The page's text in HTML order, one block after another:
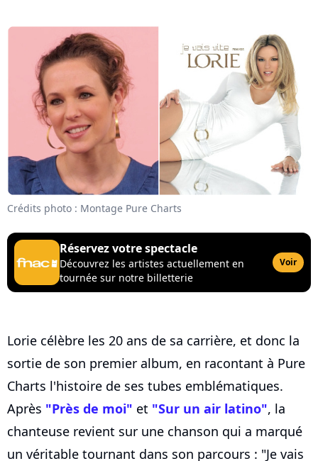
Crédits photo : Montage Pure Charts
Réservez votre spectacle
Découvrez les artistes actuellement en
tournée sur notre billetterie
Voir
Lorie célèbre les 20 ans de sa carrière, et donc la
sortie de son premier album, en racontant à Pure
Charts l'histoire de ses tubes emblématiques.
Après "Près de moi" et "Sur un air latino", la
chanteuse revient sur une chanson qui a marqué
un véritable tournant dans son parcours : "Je vais